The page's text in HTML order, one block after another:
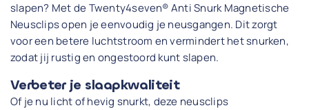
slapen? Met de Twenty4seven® Anti Snurk Magnetische
Neusclips open je eenvoudig je neusgangen. Dit zorgt
voor een betere luchtstroom en vermindert het snurken,
zodat jij rustig en ongestoord kunt slapen.
Verbeter je slaapkwaliteit
Of je nu licht of hevig snurkt, deze neusclips